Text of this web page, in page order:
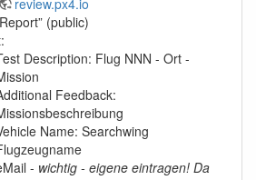
review.px4.io
(public)
Description: Flug NNN - Ort -
Feedback:
Name: Searchwing
- wichtig - eigene eintragen! Da